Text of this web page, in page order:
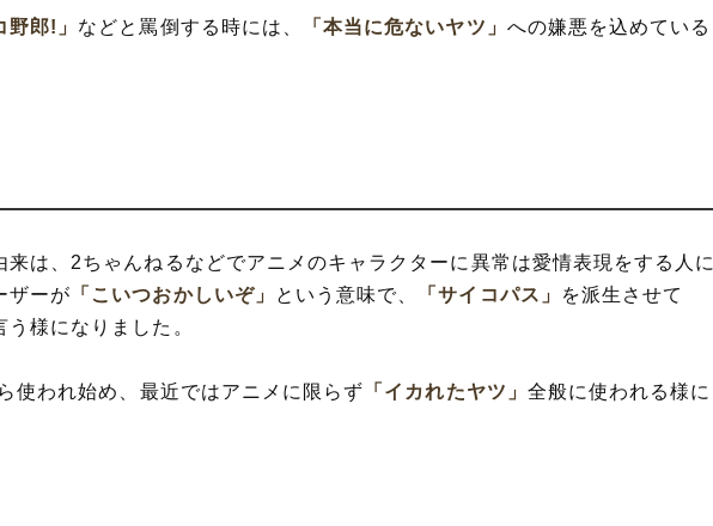
野郎!」 などと罵倒する時には、 「本当に危ないヤツ」 への嫌悪を込めている
来は、2ちゃんねるなどでアニメのキャラクターに異常は愛情表現をする人に
ザーが 「こいつおかしいぞ」 という意味で、 「サイコパス」
を派生させて
う様になりました。
使われ始め、最近ではアニメに限らず 「イカれたヤツ」 全般に使われる様に